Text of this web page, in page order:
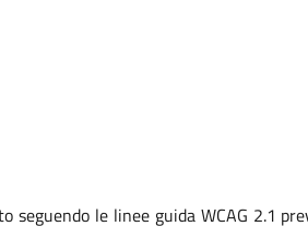
seguendo le linee guida WCAG 2.1